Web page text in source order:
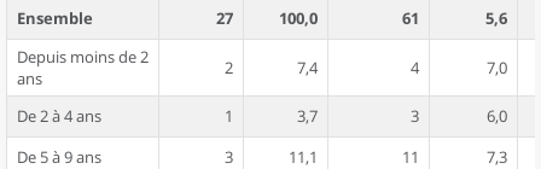
Ensemble
27 100,0 61
5,6
Depuis moins de 2
ans
2 7,4 4 7,0
De 2 à 4 ans 1 3,7 3
6,0
De 5 à 9 ans
3 11,1 11
7,3